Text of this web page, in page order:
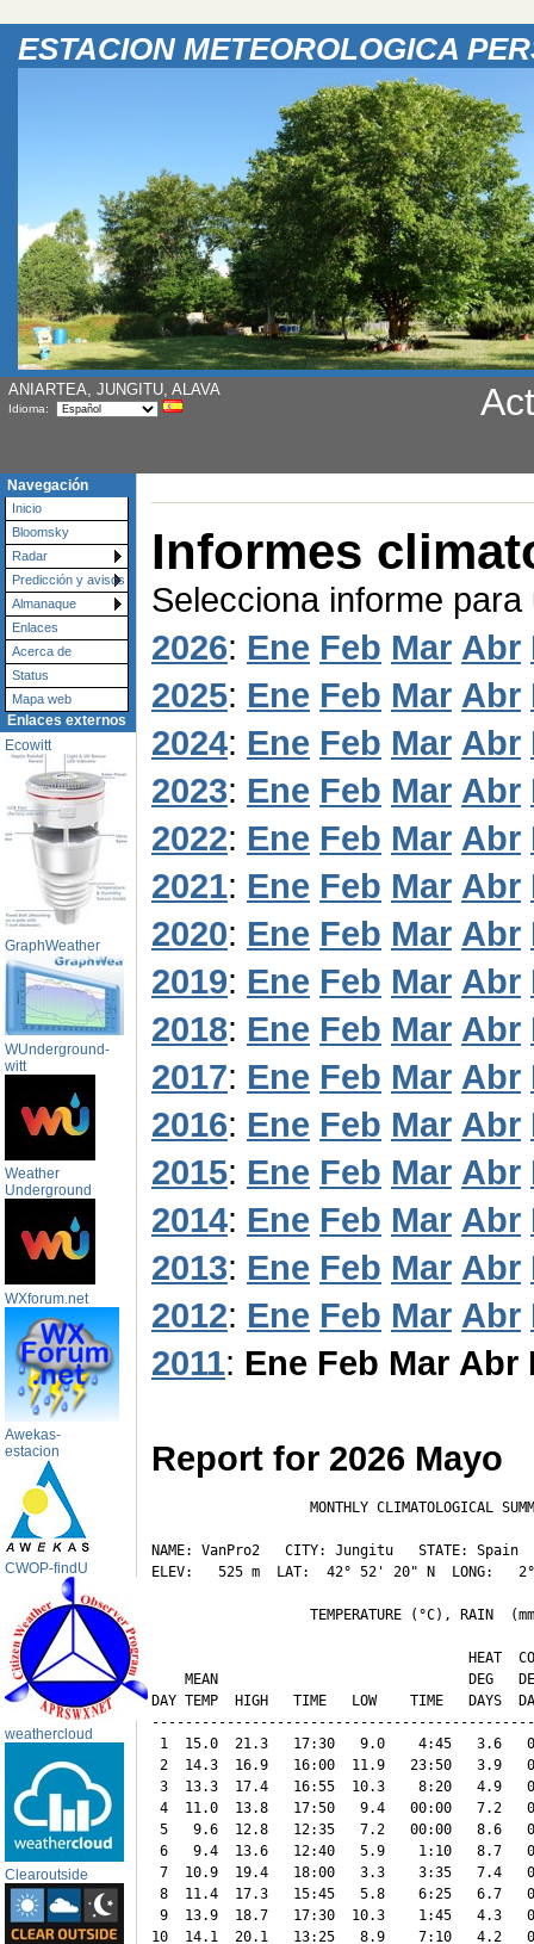
ESTACION METEOROLOGICA
ANIARTEA, JUNGITU, ALAVA
Idioma:
Navegación
Inicio
Bloomsky
Radar
Predicción y avisos
Almanaque
Enlaces
Acerca de
Status
Mapa web
Enlaces externos
Ecowitt
GraphWeather
WUnderground-
witt
Weather
Underground
WXforum.net
Awekas-
estacion
CWOP-findU
weathercloud
Clearoutside
Informes
Selecciona informe para
2026: Ene Feb Mar Abr
2025: Ene Feb Mar Abr
2024: Ene Feb Mar Abr
2023: Ene Feb Mar Abr
2022: Ene Feb Mar Abr
2021: Ene Feb Mar Abr
2020: Ene Feb Mar Abr
2019: Ene Feb Mar Abr
2018: Ene Feb Mar Abr
2017: Ene Feb Mar Abr
2016: Ene Feb Mar Abr
2015: Ene Feb Mar Abr
2014: Ene Feb Mar Abr
2013: Ene Feb Mar Abr
2012: Ene Feb Mar Abr
2011: Ene Feb Mar Abr
Report for 2026 Mayo
MONTHLY CLIMATOLOGICAL
NAME: VanPro2   CITY: Jungitu   STATE: Spain
ELEV:   525 m  LAT:  42° 52' 20" N  LONG:
TEMPERATURE (°C), RAIN
HEAT
MEAN                              DEG
DAY TEMP  HIGH   TIME   LOW    TIME   DAYS
1  15.0  21.3   17:30   9.0    4:45   3.6
2  14.3  16.9   16:00  11.9   23:50   3.9
3  13.3  17.4   16:55  10.3    8:20   4.9
4  11.0  13.8   17:50   9.4   00:00   7.2
5   9.6  12.8   12:35   7.2   00:00   8.6
6   9.4  13.6   12:40   5.9    1:10   8.7
7  10.9  19.4   18:00   3.3    3:35   7.4
8  11.4  17.3   15:45   5.8    6:25   6.7
9  13.9  18.7   17:30  10.3    1:45   4.3
10  14.1  20.1   13:25   8.9    7:10   4.2